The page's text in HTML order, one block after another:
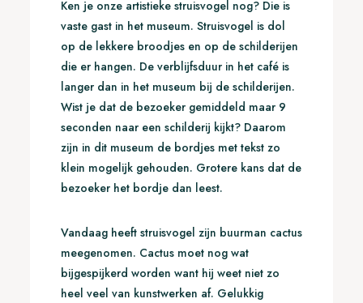
Ken je onze artistieke struisvogel nog? Die is
vaste gast in het museum. Struisvogel is dol
op de lekkere broodjes en op de schilderijen
die er hangen. De verblijfsduur in het café is
langer dan in het museum bij de schilderijen.
Wist je dat de bezoeker gemiddeld maar 9
seconden naar een schilderij kijkt? Daarom
zijn in dit museum de bordjes met tekst zo
klein mogelijk gehouden. Grotere kans dat de
bezoeker het bordje dan leest.
Vandaag heeft struisvogel zijn buurman cactus
meegenomen. Cactus moet nog wat
bijgespijkerd worden want hij weet niet zo
heel veel van kunstwerken af. Gelukkig